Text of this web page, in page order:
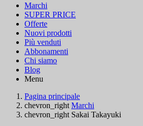
Marchi
SUPER PRICE
Offerte
Nuovi prodotti
Più venduti
Abbonamenti
Chi siamo
Blog
Menu
Pagina principale
chevron_right Marchi
chevron_right Sakai Takayuki